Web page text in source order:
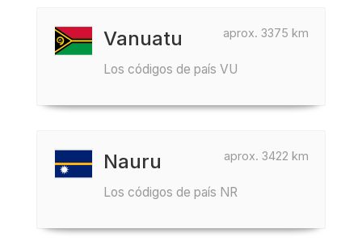
aprox. 3375 km
Vanuatu
Los códigos de país VU
aprox. 3422 km
Nauru
Los códigos de país NR